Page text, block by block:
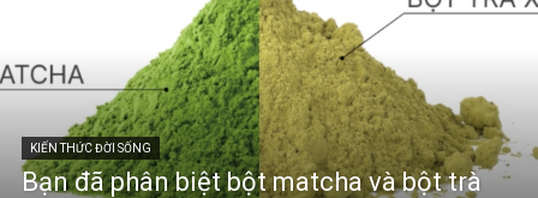
KIẾN THỨC ĐỜI SỐNG
Bạn đã phân biệt bột matcha và bột trà